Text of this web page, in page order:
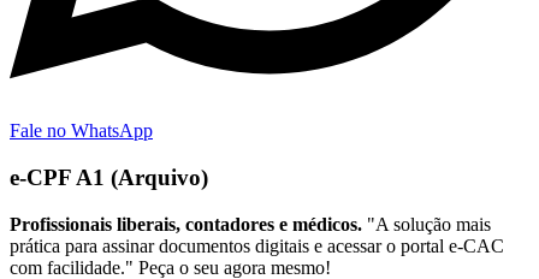
Fale no WhatsApp
e-CPF A1 (Arquivo)
Profissionais liberais, contadores e médicos. "A solução mais
prática para assinar documentos digitais e acessar o portal e-CAC
com facilidade." Peça o seu agora mesmo!